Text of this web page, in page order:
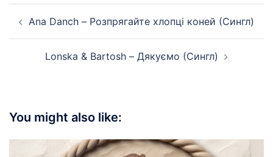
navigation
Ana Danch – Розпрягайте хлопці коней (Сингл)
Lonska & Bartosh – Дякуємо (Сингл)
You might also like: